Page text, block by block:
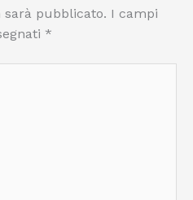
pubblicato. I campi
*